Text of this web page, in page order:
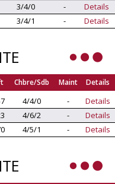
3/4/0 -
Details
3/4/1 - Details
Chbre/Sdb Maint Details
4/4/0 -
Details
4/6/2 -
Details
4/5/1 - Details